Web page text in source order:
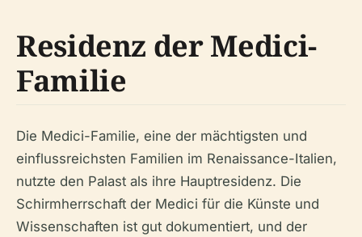
Residenz der Medici-
Familie
Die Medici-Familie, eine der mächtigsten und
einflussreichsten Familien im Renaissance-Italien,
nutzte den Palast als ihre Hauptresidenz. Die
Schirmherrschaft der Medici für die Künste und
Wissenschaften ist gut dokumentiert, und der